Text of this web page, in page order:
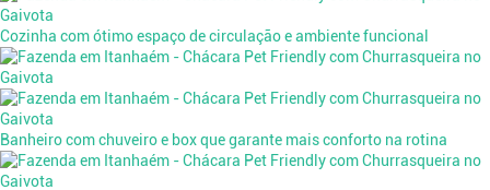
Cozinha com ótimo espaço de circulação e ambiente funcional
Banheiro com chuveiro e box que garante mais conforto na rotina